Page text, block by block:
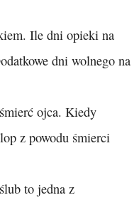
Ile dni opieki na
dni wolnego na
ojca. Kiedy
z powodu śmierci
to jedna z